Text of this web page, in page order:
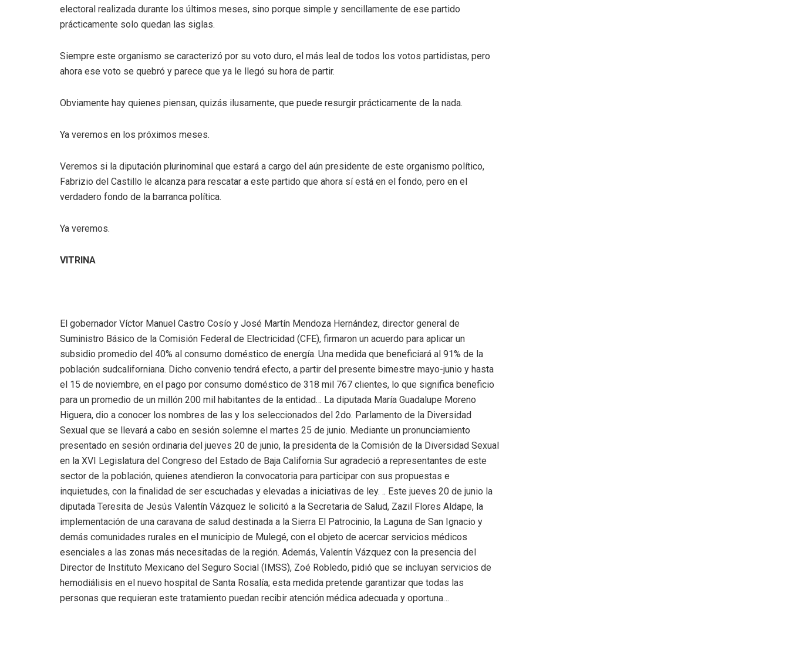
electoral realizada durante los últimos meses, sino porque simple y sencillamente de ese partido
prácticamente solo quedan las siglas.
Siempre este organismo se caracterizó por su voto duro, el más leal de todos los votos partidistas, pero
ahora ese voto se quebró y parece que ya le llegó su hora de partir.
Obviamente hay quienes piensan, quizás ilusamente, que puede resurgir prácticamente de la nada.
Ya veremos en los próximos meses.
Veremos si la diputación plurinominal que estará a cargo del aún presidente de este organismo político,
Fabrizio del Castillo le alcanza para rescatar a este partido que ahora sí está en el fondo, pero en el
verdadero fondo de la barranca política.
Ya veremos.
VITRINA
El gobernador Víctor Manuel Castro Cosío y José Martín Mendoza Hernández, director general de
Suministro Básico de la Comisión Federal de Electricidad (CFE), firmaron un acuerdo para aplicar un
subsidio promedio del 40% al consumo doméstico de energía. Una medida que beneficiará al 91% de la
población sudcaliforniana. Dicho convenio tendrá efecto, a partir del presente bimestre mayo-junio y hasta
el 15 de noviembre, en el pago por consumo doméstico de 318 mil 767 clientes, lo que significa beneficio
para un promedio de un millón 200 mil habitantes de la entidad… La diputada María Guadalupe Moreno
Higuera, dio a conocer los nombres de las y los seleccionados del 2do. Parlamento de la Diversidad
Sexual que se llevará a cabo en sesión solemne el martes 25 de junio. Mediante un pronunciamiento
presentado en sesión ordinaria del jueves 20 de junio, la presidenta de la Comisión de la Diversidad Sexual
en la XVI Legislatura del Congreso del Estado de Baja California Sur agradeció a representantes de este
sector de la población, quienes atendieron la convocatoria para participar con sus propuestas e
inquietudes, con la finalidad de ser escuchadas y elevadas a iniciativas de ley. .. Este jueves 20 de junio la
diputada Teresita de Jesús Valentín Vázquez le solicitó a la Secretaria de Salud, Zazil Flores Aldape, la
implementación de una caravana de salud destinada a la Sierra El Patrocinio, la Laguna de San Ignacio y
demás comunidades rurales en el municipio de Mulegé, con el objeto de acercar servicios médicos
esenciales a las zonas más necesitadas de la región. Además, Valentín Vázquez con la presencia del
Director de Instituto Mexicano del Seguro Social (IMSS), Zoé Robledo, pidió que se incluyan servicios de
hemodiálisis en el nuevo hospital de Santa Rosalía; esta medida pretende garantizar que todas las
personas que requieran este tratamiento puedan recibir atención médica adecuada y oportuna…